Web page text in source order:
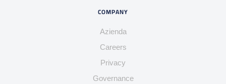
COMPANY
Azienda
Careers
Privacy
Governance